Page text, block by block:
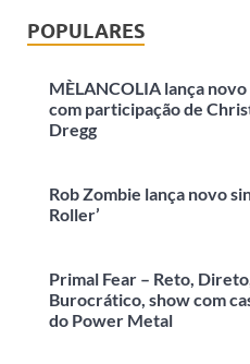
POPULARES
MÈLANCOLIA lança
com participação de
Dregg
Rob Zombie lança novo
Roller’
Primal Fear – Reto,
Burocrático, show com
do Power Metal